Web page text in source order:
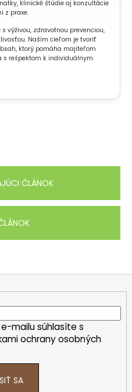
klinické štúdie aj konzultácie
z praxe.
výživou, zdravotnou prevenciou,
Naším cieľom je tvoriť
ktorý pomáha majiteľom
s rešpektom k individuálnym
ČLÁNOK
mailu súhlasíte s
ochrany osobných
SA